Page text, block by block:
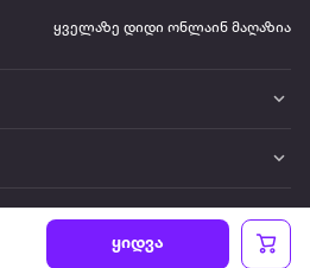
ყიდვა
ყველაზე დიდი ონლაინ მაღაზია